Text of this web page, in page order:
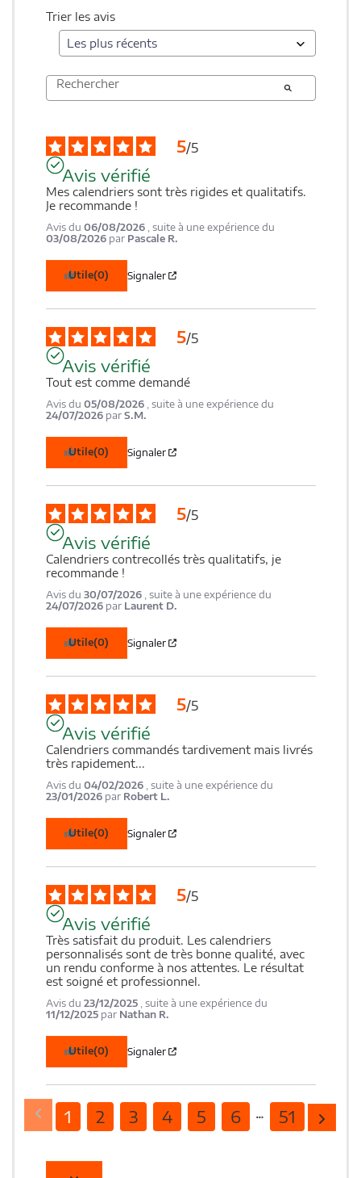
Trier les avis
5/5
Avis vérifié
Mes calendriers sont très rigides et qualitatifs.
Je recommande !
Avis du 06/08/2026 , suite à une expérience du
03/08/2026 par Pascale R.
Utile(0) Signaler
5/5
Avis vérifié
Tout est comme demandé
Avis du 05/08/2026 , suite à une expérience du
24/07/2026 par S.M.
Utile(0) Signaler
5/5
Avis vérifié
Calendriers contrecollés très qualitatifs, je
recommande !
Avis du 30/07/2026 , suite à une expérience du
24/07/2026 par Laurent D.
Utile(0) Signaler
5/5
Avis vérifié
Calendriers commandés tardivement mais livrés
très rapidement...
Avis du 04/02/2026 , suite à une expérience du
23/01/2026 par Robert L.
Utile(0) Signaler
5/5
Avis vérifié
Très satisfait du produit. Les calendriers
personnalisés sont de très bonne qualité, avec
un rendu conforme à nos attentes. Le résultat
est soigné et professionnel.
Avis du 23/12/2025 , suite à une expérience du
11/12/2025 par Nathan R.
Utile(0) Signaler
1 2 3 4 5 6 51